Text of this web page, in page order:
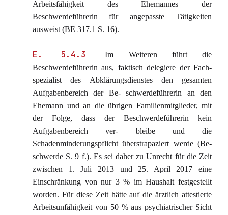
Arbeitsfähigkeit des Ehemannes der
Beschwerdeführerin für angepasste Tätigkeiten
ausweist (BE 317.1 S. 16).
E. 5.4.3
Im Weiteren führt die
Beschwerdeführerin aus, faktisch delegiere der Fach-
spezialist des Abklärungsdienstes den gesamten
Aufgabenbereich der Be- schwerdeführerin an den
Ehemann und an die übrigen Familienmitglieder, mit
der Folge, dass der Beschwerdeführerin kein
Aufgabenbereich ver- bleibe und die
Schadenminderungspflicht überstrapaziert werde (Be-
schwerde S. 9 f.). Es sei daher zu Unrecht für die Zeit
zwischen 1. Juli 2013 und 25. April 2017 eine
Einschränkung von nur 3 % im Haushalt festgestellt
worden. Für diese Zeit hätte auf die ärztlich attestierte
Arbeitsunfähigkeit von 50 % aus psychiatrischer Sicht